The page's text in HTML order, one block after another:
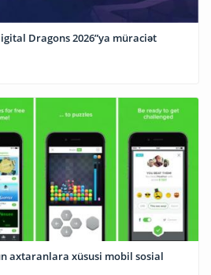
Dragons 2026”ya müraciət
axtaranlara xüsusi mobil sosial